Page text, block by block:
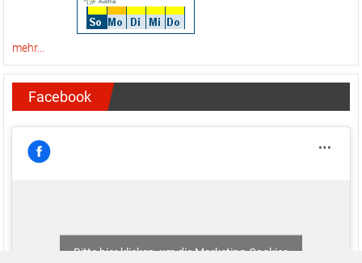
mehr...
Facebook
Bitte hier klicken, um die Marketing-Cookies